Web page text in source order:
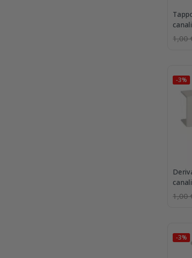
1,00
-3%
1,00
-3%